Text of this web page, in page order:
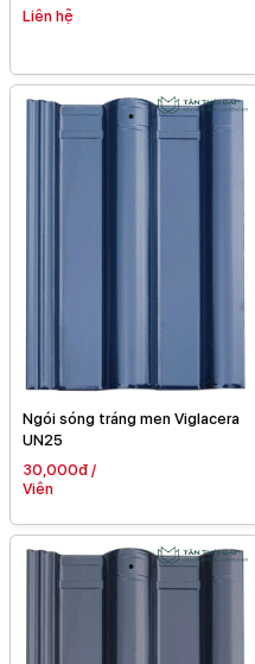
Liên hệ
Ngói sóng tráng men Viglacera
UN25
30,000đ /
Viên